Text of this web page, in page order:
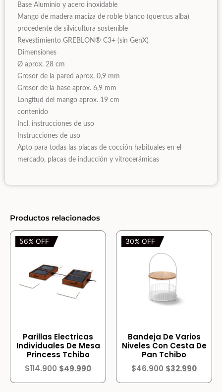
Base Aluminio y acero inoxidable
Mango de madera maciza de roble blanco (quercus alba)
procedente de silvicultura sostenible
Revestimiento GREBLON® C3+ (sin GenX)
Dimensiones
Ø aprox. 28 cm
Grosor de la pared aprox. 0,9 mm
Grosor de la base aprox. 6,9 mm
Longitud del mango aprox. 19 cm
contenido
Incl. instrucciones de uso
Instrucciones de uso
Apto para todas las placas de cocción habituales en el
mercado, placas de inducción y vitrocerámicas
Productos relacionados
56% OFF
Parillas Electricas
Individuales De Mesa
Princess Tchibo
$114.900 $49.990
30% OFF
Bandeja De Varios
Niveles Con Cesta De
Pan Tchibo
$46.900 $32.990